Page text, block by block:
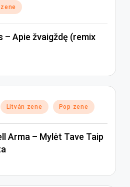
– Apie žvaigždę (remix
Litván zene Pop zene
Arma – Mylėt Tave Taip